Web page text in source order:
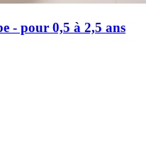
- pour 0,5 à 2,5 ans